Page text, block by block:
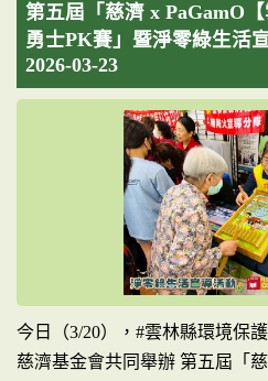
第五屆「慈濟 x PaGamO
勇士PK賽」暨淨零綠生活
2026-03-23
今日（3/20），#雲林縣環境保
慈濟基金會共同舉辦 第五屆「